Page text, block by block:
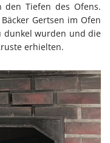
den Tiefen des Ofens.
Gertsen im Ofen
dunkel wurden und die
erhielten.